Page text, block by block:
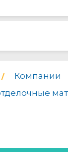
Компании